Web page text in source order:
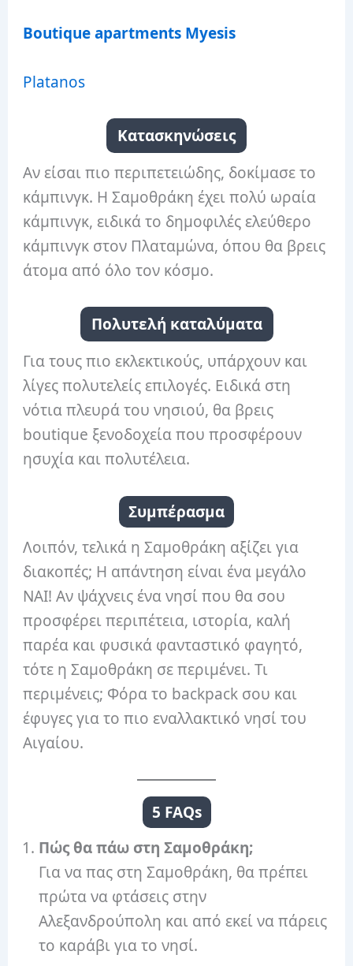
Boutique apartments Myesis
Platanos
Κατασκηνώσεις
Αν είσαι πιο περιπετειώδης, δοκίμασε το
κάμπινγκ. Η Σαμοθράκη έχει πολύ ωραία
κάμπινγκ, ειδικά το δημοφιλές ελεύθερο
κάμπινγκ στον Πλαταμώνα, όπου θα βρεις
άτομα από όλο τον κόσμο.
Πολυτελή καταλύματα
Για τους πιο εκλεκτικούς, υπάρχουν και
λίγες πολυτελείς επιλογές. Ειδικά στη
νότια πλευρά του νησιού, θα βρεις
boutique ξενοδοχεία που προσφέρουν
ησυχία και πολυτέλεια.
Συμπέρασμα
Λοιπόν, τελικά η Σαμοθράκη αξίζει για
διακοπές; Η απάντηση είναι ένα μεγάλο
ΝΑΙ! Αν ψάχνεις ένα νησί που θα σου
προσφέρει περιπέτεια, ιστορία, καλή
παρέα και φυσικά φανταστικό φαγητό,
τότε η Σαμοθράκη σε περιμένει. Τι
περιμένεις; Φόρα το backpack σου και
έφυγες για το πιο εναλλακτικό νησί του
Αιγαίου.
5 FAQs
Πώς θα πάω στη Σαμοθράκη;
Για να πας στη Σαμοθράκη, θα πρέπει
πρώτα να φτάσεις στην
Αλεξανδρούπολη και από εκεί να πάρεις
το καράβι για το νησί.